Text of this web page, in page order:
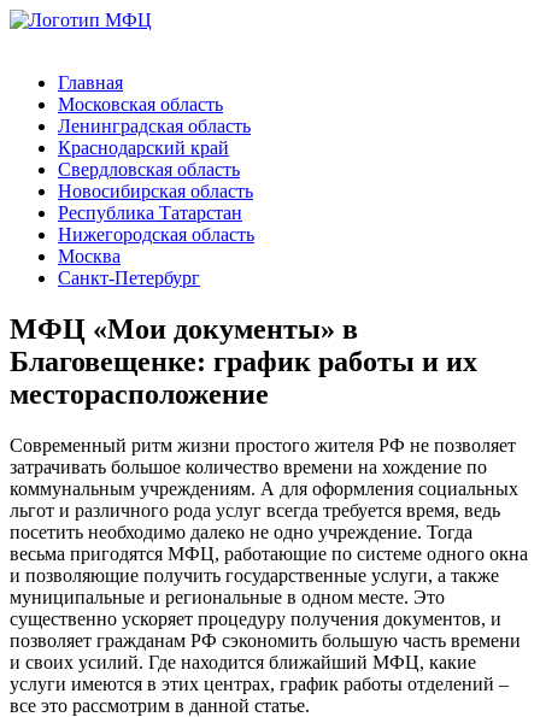
Главная
Московская область
Ленинградская область
Краснодарский край
Свердловская область
Новосибирская область
Республика Татарстан
Нижегородская область
Москва
Санкт-Петербург
МФЦ «Мои документы» в
Благовещенке: график работы и их
месторасположение
Современный ритм жизни простого жителя РФ не позволяет
затрачивать большое количество времени на хождение по
коммунальным учреждениям. А для оформления социальных
льгот и различного рода услуг всегда требуется время, ведь
посетить необходимо далеко не одно учреждение. Тогда
весьма пригодятся МФЦ, работающие по системе одного окна
и позволяющие получить государственные услуги, а также
муниципальные и региональные в одном месте. Это
существенно ускоряет процедуру получения документов, и
позволяет гражданам РФ сэкономить большую часть времени
и своих усилий. Где находится ближайший МФЦ, какие
услуги имеются в этих центрах, график работы отделений –
все это рассмотрим в данной статье.